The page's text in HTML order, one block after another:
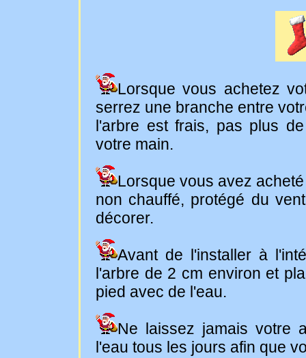
Lorsque vous achetez
serrez une branche entre
l'arbre est frais, pas plus
votre main.
Lorsque vous avez
non chauffé, protégé du
décorer.
Avant de l'installer à
l'arbre de 2 cm environ et
pied avec de l'eau.
Ne laissez jamais votre
l'eau tous les jours afin que